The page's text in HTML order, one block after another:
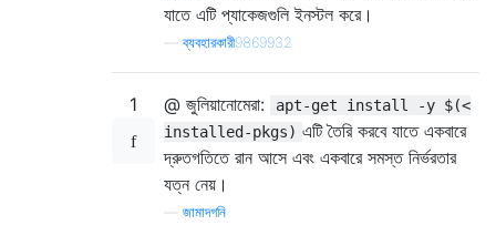
যাতে এটি প্যাকেজগুলি ইনস্টল করে।
—ব্যবহারকারী9869932
1 @ জুলিয়ানোমেরা:
apt-get install -y $(<
installed-pkgs) এটি তৈরি করবে যাতে একবারে
দ্রুতগতিতে রান আসে এবং একবারে সমস্ত নির্ভরতার
যত্ন নেয়।
জামাদগনি